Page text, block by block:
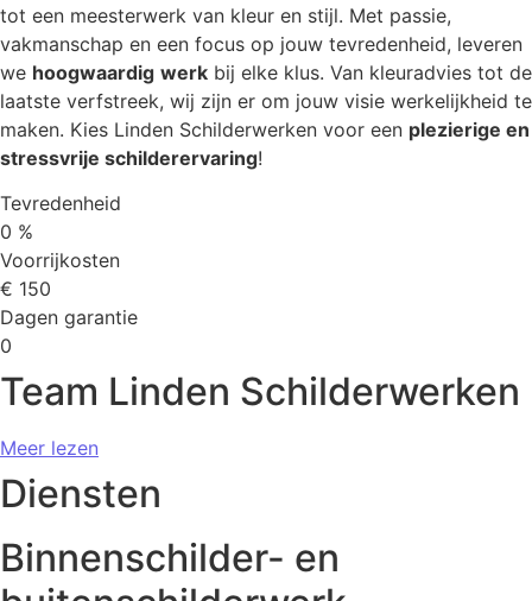
tot een meesterwerk van kleur en stijl. Met passie,
vakmanschap en een focus op jouw tevredenheid, leveren
we hoogwaardig werk bij elke klus. Van kleuradvies tot de
laatste verfstreek, wij zijn er om jouw visie werkelijkheid te
maken. Kies Linden Schilderwerken voor een plezierige en
stressvrije schilderervaring!
Tevredenheid
0 %
Voorrijkosten
€ 150
Dagen garantie
0
Team Linden Schilderwerken
Meer lezen
Diensten
Binnenschilder- en